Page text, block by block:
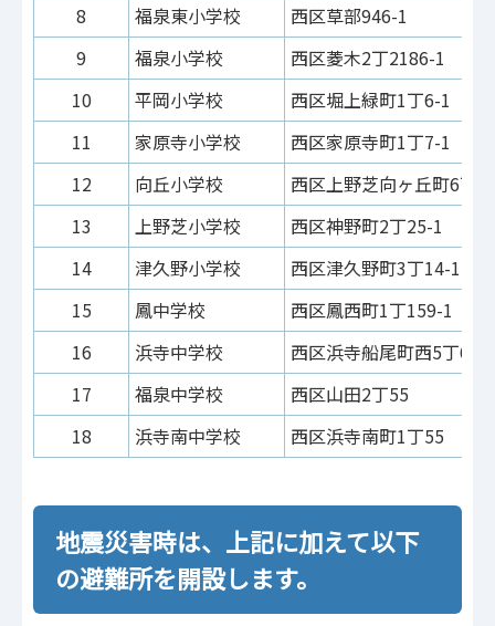
8
福泉東小学校
西区草部946-1
9
福泉小学校
西区菱木2丁2186-1
10
平岡小学校
西区堀上緑町1丁6-1
11
家原寺小学校
西区家原寺町1丁7-1
12
向丘小学校
西区上野芝向ヶ丘町6丁
13
上野芝小学校
西区神野町2丁25-1
14
津久野小学校
西区津久野町3丁14-11
15
鳳中学校
西区鳳西町1丁159-1
16
浜寺中学校
西区浜寺船尾町西5丁60
17
福泉中学校
西区山田2丁55
18
浜寺南中学校 西区浜寺南町1丁55
地震災害時は、上記に加えて以下
の避難所を開設します。